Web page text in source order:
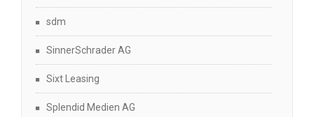
sdm
SinnerSchrader AG
Sixt Leasing
Splendid Medien AG